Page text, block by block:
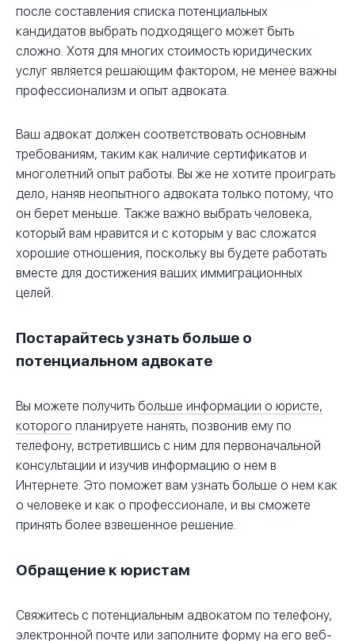
после составления списка потенциальных
кандидатов выбрать подходящего может быть
сложно. Хотя для многих стоимость юридических
услуг является решающим фактором, не менее важны
профессионализм и опыт адвоката.
Ваш адвокат должен соответствовать основным
требованиям, таким как наличие сертификатов и
многолетний опыт работы. Вы же не хотите проиграть
дело, наняв неопытного адвоката только потому, что
он берет меньше. Также важно выбрать человека,
который вам нравится и с которым у вас сложатся
хорошие отношения, поскольку вы будете работать
вместе для достижения ваших иммиграционных
целей.
Постарайтесь узнать больше о
потенциальном адвокате
Вы можете получить больше информации о юристе,
которого планируете нанять, позвонив ему по
телефону, встретившись с ним для первоначальной
консультации и изучив информацию о нем в
Интернете. Это поможет вам узнать больше о нем как
о человеке и как о профессионале, и вы сможете
принять более взвешенное решение.
Обращение к юристам
Свяжитесь с потенциальным адвокатом по телефону,
электронной почте или заполните форму на его веб-